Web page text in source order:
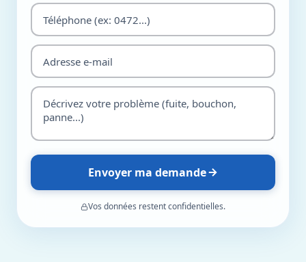
Envoyer ma demande
Vos données restent confidentielles.